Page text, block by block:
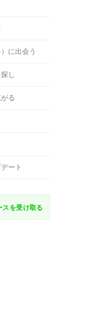
に出会う
し
る
ート
スを受け取る